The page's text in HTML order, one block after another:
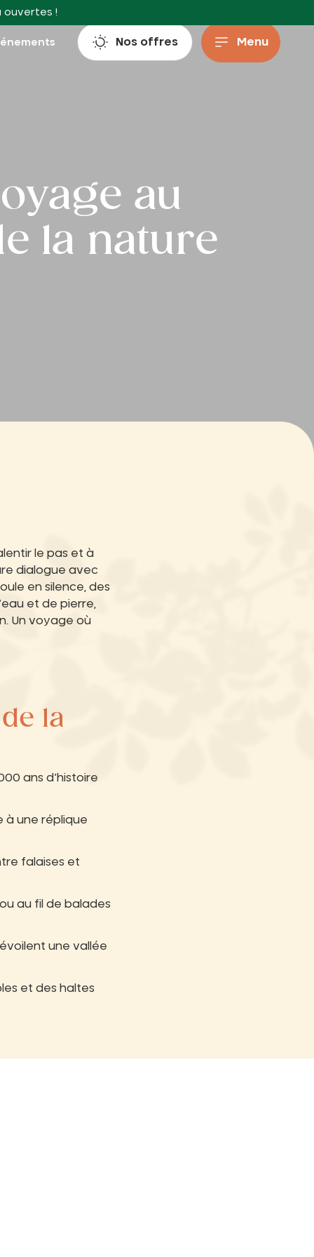
ouvertes !
Nos offres Menu
au
la nature
le pas et à
dialogue avec
en silence, des
et de pierre,
Un voyage où
la
ans d’histoire
à une réplique
falaises et
au fil de balades
une vallée
et des haltes